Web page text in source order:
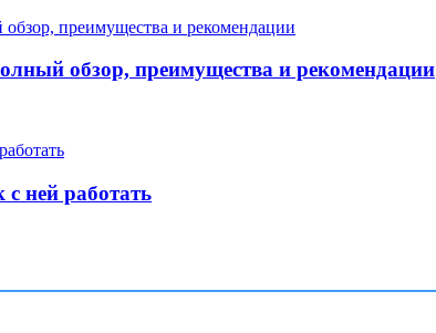
обзор, преимущества и рекомендации
с ней работать